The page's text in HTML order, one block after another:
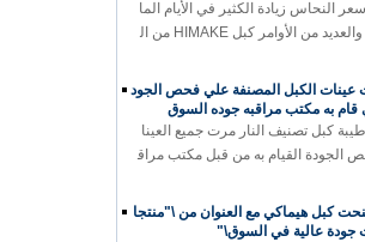
زيادة الكثير في الأيام الما
ضية ، والعديد من الأوامر كبل HIMAKE من ال
الكبل المصنفة علي فحص الجود
قام به مكتب مراقبه جوده السوق
طيبة كبل تصنيف النار مرت جميع العينا
الجودة القيام به من قبل مكتب مراق
كبل هيماكي مع العنوان من \"منتجا
جودة عالية في السوق\"